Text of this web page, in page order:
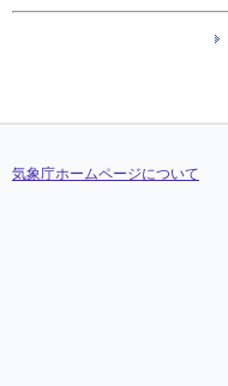
気象庁ホームページについて